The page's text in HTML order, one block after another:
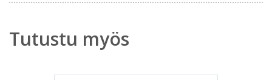
Tutustu myös